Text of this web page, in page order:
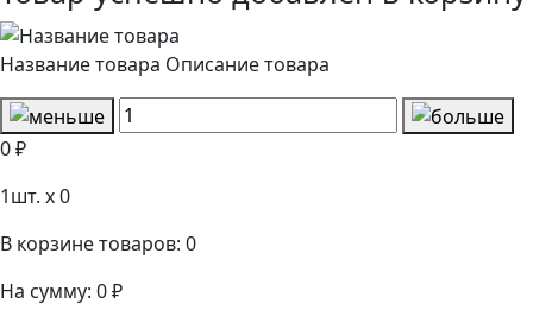
Название товара Описание товара
0 ₽
1шт. x0
В корзине товаров: 0
На сумму: 0 ₽